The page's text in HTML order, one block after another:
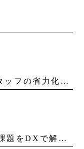
Sales Items「ホテル・旅館スタッフの省力化DX ～お客様満足度向上編～」を更新しました。
Showcase「ホテル・旅館での課題をDXで解決！～社内業務効率化編～」を更新しました。